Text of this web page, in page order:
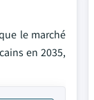
le marché
en 2035,